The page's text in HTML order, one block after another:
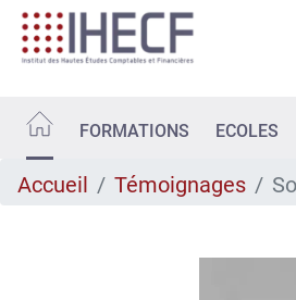
Aller
contenu
FORMATIONS ECOLES
Accueil Témoignages